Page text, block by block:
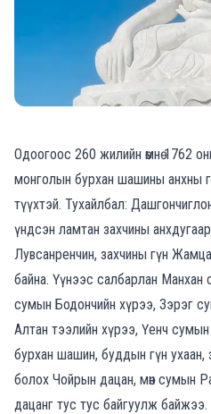
Одоогоос 260 жилийн өмнө 1762
монголын бурхан шашины анхны
түүхтэй. Тухайлбал:
үндсэн ламтан захчины анхдугаар
Лувсанренчин, захчины гүн
байна. Үүнээс салбарлан Манхан
сумын Бодончийн хүрээ, Зэрэг
Алтан тээлийн хүрээ, Үенч
бурхан шашин, буддын гүн ухаан,
болох Чойрын дацан, мөн сумын
дацанг тус тус байгуулж байжээ.